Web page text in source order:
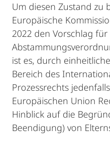
Um diesen Zustand zu
Europäische
2022 den Vorschlag
ist es, durch
Bereich des
Prozessrechts
Europäischen Union
Hinblick auf die
Beendigung) von